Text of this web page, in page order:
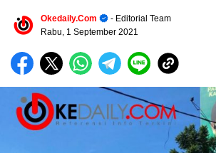
Okedaily.com
- Editorial Team
Rabu, 1 September 2021